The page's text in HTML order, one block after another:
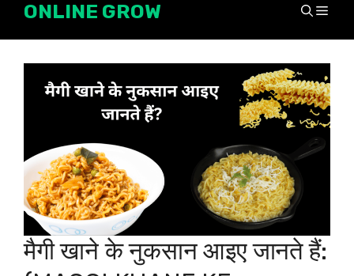
SkipONLINE GROW
मैगी खाने के नुकसान आइए जानते हैं: